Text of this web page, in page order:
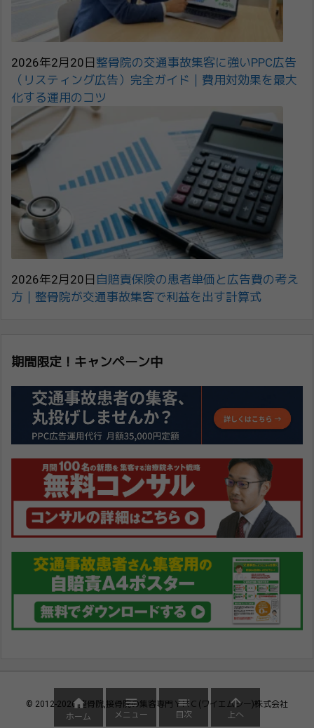
2026年2月20日 整骨院の交通事故集客に強いPPC広告
（リスティング広告）完全ガイド｜費用対効果を最大
化する運用のコツ
2026年2月20日 自賠責保険の患者単価と広告費の考え
方｜整骨院が交通事故集客で利益を出す計算式
期間限定！キャンペーン中
© 2012-2026整骨院,接骨院の集客専門ＹＭＣ(ワイエムシー)株式会社

ホーム

メニュー

目次

上へ